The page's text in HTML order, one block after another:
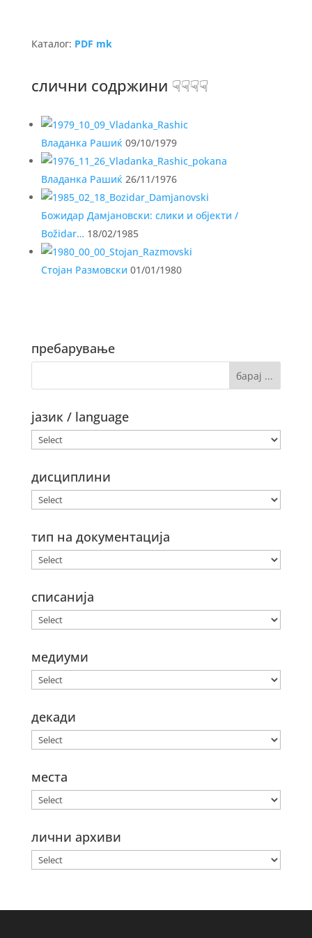
Каталог: PDF mk
слични содржини ☟☟☟☟
Владанка Рашиќ09/10/1979
Владанка Рашиќ26/11/1976
Божидар Дамјановски: слики и објекти /
Božidar… 18/02/1985
Стојан Размовски 01/01/1980
пребарување
јазик / language
дисциплини
тип на документација
списанија
медиуми
декади
места
лични архиви